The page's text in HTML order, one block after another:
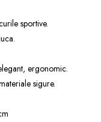
sportive.
ergonomic.
sigure.